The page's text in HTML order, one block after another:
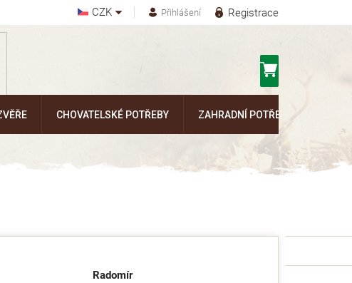
CZK Registrace
Přihlášení
CHOVATELSKÉ POTŘEBY ZAHRADNÍ POTŘEBY
Radomír